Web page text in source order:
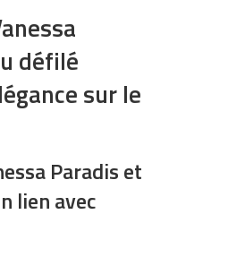
défilé
sur le
Paradis et
lien avec